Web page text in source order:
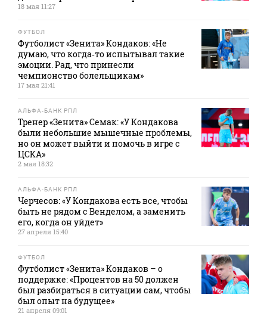
18 мая 11:27
ФУТБОЛ
Футболист «Зенита» Кондаков: «Не
думаю, что когда‑то испытывал такие
эмоции. Рад, что принесли
чемпионство болельщикам»
17 мая 21:41
АЛЬФА-БАНК РПЛ
Тренер «Зенита» Семак: «У Кондакова
были небольшие мышечные проблемы,
но он может выйти и помочь в игре с
ЦСКА»
2 мая 18:32
АЛЬФА-БАНК РПЛ
Черчесов: «У Кондакова есть все, чтобы
быть не рядом с Венделом, а заменить
его, когда он уйдет»
27 апреля 15:40
ФУТБОЛ
Футболист «Зенита» Кондаков – о
поддержке: «Процентов на 50 должен
был разбираться в ситуации сам, чтобы
был опыт на будущее»
21 апреля 09:01